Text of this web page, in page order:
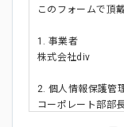
このフォームで頂
1. 事業者
株式会社div
2. 個人情報保護管
コーポレート部部